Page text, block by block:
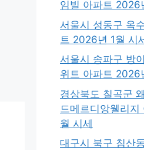
임빌 아파트 2026
서울시 성동구 옥
트 2026년 1월 시
서울시 송파구 방
위트 아파트 2026
경상북도 칠곡군
드메르디앙웰리
월 시세
대구시 북구 침산